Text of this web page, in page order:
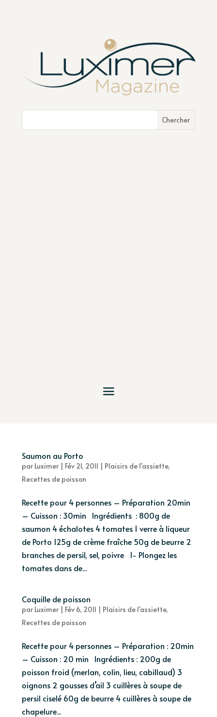
Saumon au Porto
par Luximer| Fév 21, 2011 | Plaisirs de l'assiette,
Recettes de poisson
Recette pour 4 personnes – Préparation 20min
– Cuisson : 30min Ingrédients : 800g de
saumon 4 échalotes 4 tomates 1 verre à liqueur
de Porto 125g de crème fraîche 50g de beurre 2
branches de persil, sel, poivre 1- Plongez les
tomates dans de...
Coquille de poisson
par Luximer| Fév 6, 2011 | Plaisirs de l'assiette,
Recettes de poisson
Recette pour 4 personnes – Préparation : 20min
– Cuisson : 20 min Ingrédients : 200g de
poisson froid (merlan, colin, lieu, cabillaud) 3
oignons 2 gousses d’ail 3 cuillères à soupe de
persil ciselé 60g de beurre 4 cuillères à soupe de
chapelure...